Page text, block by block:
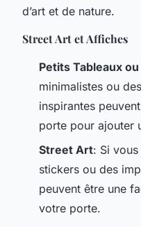
d’art et de nature.
Street Art et Affiches
Petits Tableaux
minimalistes ou
inspirantes
porte pour ajouter
Street Art: Si
stickers ou des
peuvent être une
votre porte.